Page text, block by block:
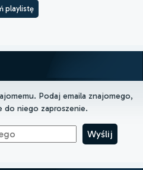
playlistę
Podaj emaila znajomego,
do niego zaproszenie.